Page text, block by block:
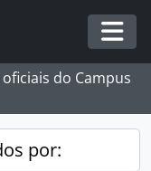
do Campus
por: